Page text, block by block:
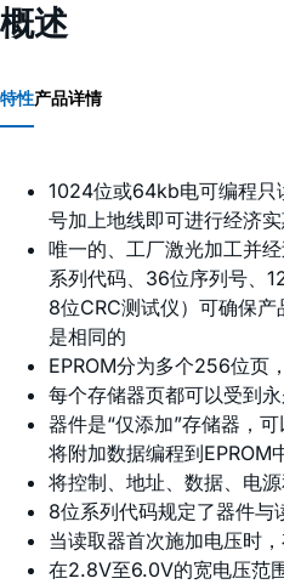
概述
特性产品详情
1024位或64kb电可编程只
号加上地线即可进行经济
唯一的、工厂激光加工并
系列代码、36位序列号、
8位CRC测试仪）可确保
是相同的
EPROM分为多个256位页
每个存储器页都可以受到
器件是“仅添加”存储器，
将附加数据编程到EPROM
将控制、地址、数据、电
8位系列代码规定了器件与
当读取器首次施加电压时
在2.8V至6.0V的宽电压范